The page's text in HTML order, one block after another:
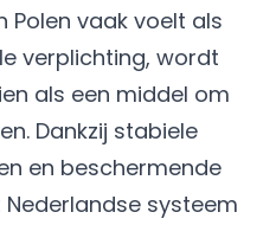
Polen vaak voelt als
verplichting, wordt
als een middel om
Dankzij stabiele
en beschermende
systeem